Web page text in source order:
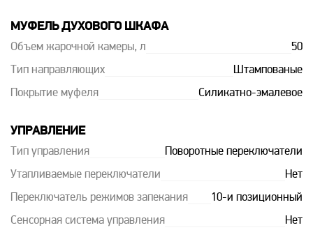
МУФЕЛЬ ДУХОВОГО ШКАФА
Объем жарочной камеры, л 50
Тип направляющих Штампованые
Покрытие муфеля Силикатно-эмалевое
УПРАВЛЕНИЕ
Тип управления Поворотные переключатели
Утапливаемые переключатели Нет
Переключатель режимов запекания 10-и позиционный
Сенсорная система управления Нет